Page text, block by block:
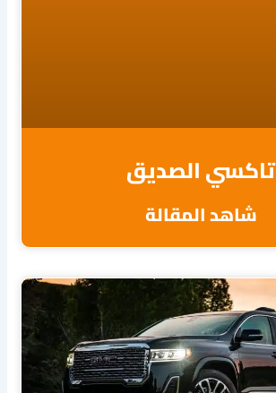
تاكسي الصديق
شاهد المقالة